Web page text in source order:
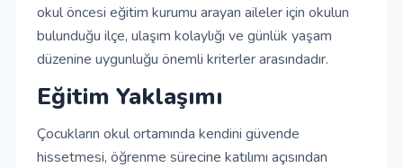
okul öncesi eğitim kurumu arayan aileler için okulun
bulunduğu ilçe, ulaşım kolaylığı ve günlük yaşam
düzenine uygunluğu önemli kriterler arasındadır.
Eğitim Yaklaşımı
Çocukların okul ortamında kendini güvende
hissetmesi, öğrenme sürecine katılımı açısından